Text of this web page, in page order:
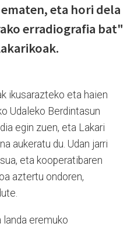
eta hori dela
erradiografia bat"
ikusarazteko eta haien
Udaleko Berdintasun
egin zuen, eta Lakari
aukeratu du. Udan jarri
eta kooperatibaren
aztertu ondoren,
landa eremuko